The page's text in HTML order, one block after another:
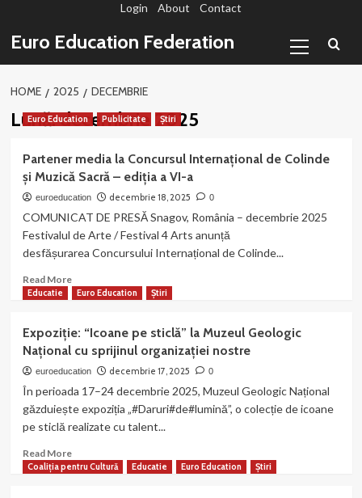
conținut
Login About Contact
Euro Education Federation
Menu
HOME 2025 DECEMBRIE
Lună:decembrie 2025
Euro Education Publicitate Știri
Partener media la Concursul Internațional de Colinde
și Muzică Sacră – ediția a VI-a
euroeducation decembrie 18, 2025 0
COMUNICAT DE PRESĂ Snagov, România – decembrie 2025
Festivalul de Arte / Festival 4 Arts anunță
desfășurarea Concursului Internațional de Colinde...
Read MoreRead
more
media
la
Concursul
Internațional
Colinde
și
Sacră
–
Educatie Euro Education Știri
Expoziție: “Icoane pe sticlă” la Muzeul Geologic
Național cu sprijinul organizației nostre
euroeducation decembrie 17, 2025 0
În perioada 17–24 decembrie 2025, Muzeul Geologic Național
găzduiește expoziția „#Daruri#de#lumină”, o colecție de icoane
pe sticlă realizate cu talent...
Read MoreRead
more
Coaliția pentru Cultură Educatie Euro Education Știri